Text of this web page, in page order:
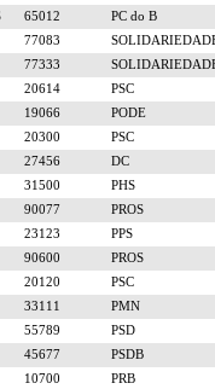
65012
PC do B
77083
77333
20614
PSC
19066
PODE
20300
PSC
27456
DC
31500
PHS
90077
PROS
23123
PPS
90600
PROS
20120
PSC
33111
PMN
55789
PSD
45677
PSDB
10700
PRB